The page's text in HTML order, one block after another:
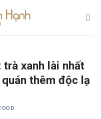
xanh lài nhất
thêm độc lạ